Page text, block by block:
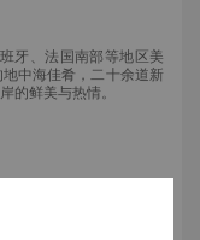
牙、法国南部等地区美
中海佳肴，二十余道新
的鲜美与热情。